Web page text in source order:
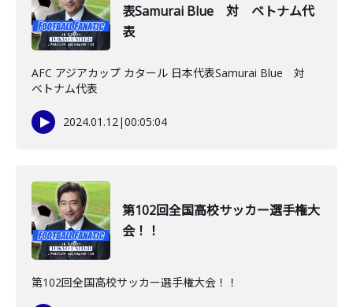
表Samurai Blue 対 ベトナム代
表
AFC アジアカップ カタール 日本代表Samurai Blue 対
ベトナム代表
2024.01.12|00:05:04
第102回全国高校サッカー選手権大
会！！
第102回全国高校サッカー選手権大会！！